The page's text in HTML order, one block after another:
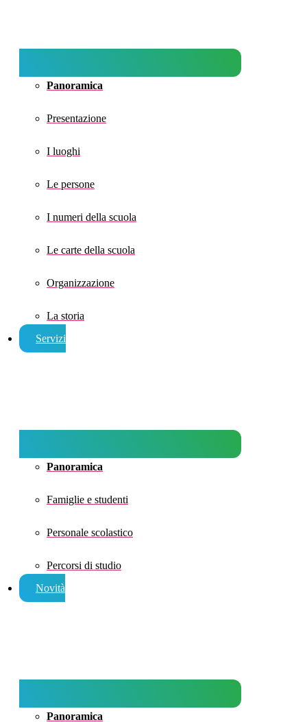
Panoramica
Presentazione
I luoghi
Le persone
I numeri della scuola
Le carte della scuola
Organizzazione
La storia
Servizi
Panoramica
Famiglie e studenti
Personale scolastico
Percorsi di studio
Novità
Panoramica